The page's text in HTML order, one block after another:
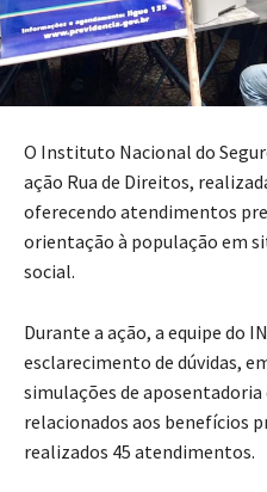
O Instituto Nacional do
ação Rua de Direitos,
oferecendo atendimentos
orientação à população em
social.
Durante a ação, a equipe do
esclarecimento de dúvidas,
simulações de
relacionados aos benefícios
realizados 45 atendimentos.